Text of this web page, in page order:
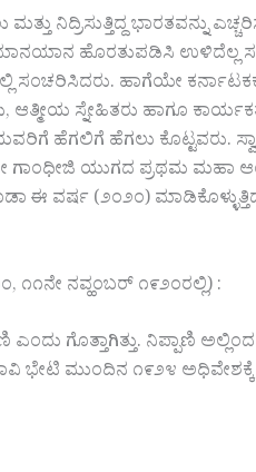
ನಿದ್ರಿಸುತ್ತಿದ್ದ ಭಾರತವನ್ನು
ಹೊರತುಪಡಿಸಿ ಉಳಿದೆಲ್ಲ
ಸಂಚರಿಸಿದರು. ಹಾಗೆಯೇ
ಸ್ನೇಹಿತರು ಹಾಗೂ
ಹೆಗಲಿಗೆ ಹೆಗಲು ಕೊಟ್ಟವರು.
ಗಾಂಧೀಜಿ ಯುಗದ ಪ್ರಥಮ
ಈ ವರ್ಷ (೨೦೨೦)
೧೧ನೇ ನವ್ಹಂಬರ್ ೧೯೨೦ರಲ್ಲಿ) :
ಗೊತ್ತಾಗಿತ್ತು. ನಿಪ್ಪಾಣಿ ಅಲ್ಲಿಂದ
ಭೇಟಿ ಮುಂದಿನ ೧೯೨೪